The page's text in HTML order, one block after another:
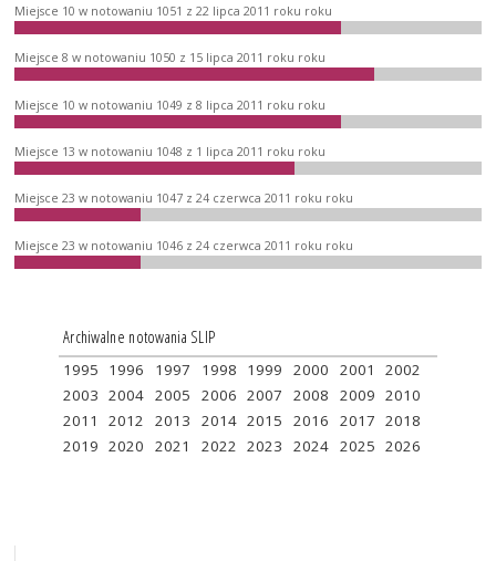
Miejsce 10 w notowaniu 1051 z 22 lipca 2011 roku roku
Miejsce 8 w notowaniu 1050 z 15 lipca 2011 roku roku
Miejsce 10 w notowaniu 1049 z 8 lipca 2011 roku roku
Miejsce 13 w notowaniu 1048 z 1 lipca 2011 roku roku
Miejsce 23 w notowaniu 1047 z 24 czerwca 2011 roku roku
Miejsce 23 w notowaniu 1046 z 24 czerwca 2011 roku roku
Archiwalne notowania SLIP
1995 1996 1997 1998 1999 2000 2001
2002
2003 2004 2005 2006 2007 2008 2009 2010
2011
2012 2013 2014 2015 2016 2017 2018
2019 2020 2021 2022 2023 2024 2025 2026